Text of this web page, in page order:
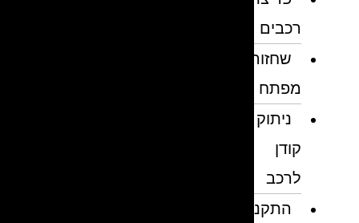
רכבים
שחזור
מפתח
ניתוק
לרכב
התקנת